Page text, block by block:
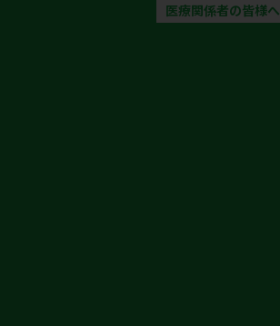
医療関係者の皆様へ